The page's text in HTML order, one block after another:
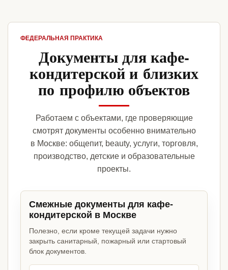
ФЕДЕРАЛЬНАЯ ПРАКТИКА
Документы для кафе-
кондитерской и близких
по профилю объектов
Работаем с объектами, где проверяющие
смотрят документы особенно внимательно
в Москве: общепит, beauty, услуги, торговля,
производство, детские и образовательные
проекты.
Смежные документы для кафе-
кондитерской в Москве
Полезно, если кроме текущей задачи нужно
закрыть санитарный, пожарный или стартовый
блок документов.